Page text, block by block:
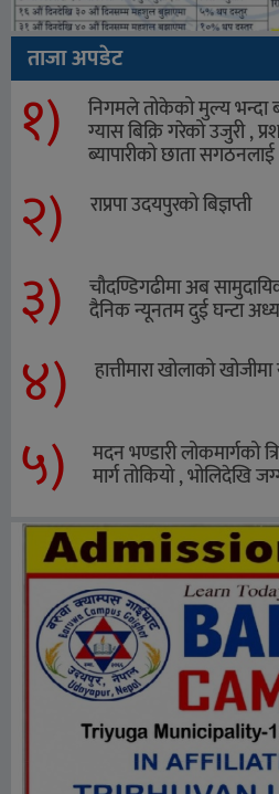
ताजा अपडेट
१) निगमले तोकेको मुल्य भन्दा
ग्यास बिक्रि गरेको उजुरी ,
ब्यापारीको छाता
२) राप्रपा उदयपुरको बिज्ञप्ती
३) चौदण्डिगढीमा अब
दैनिक न्यूनतम दुई घन्टा
४) हात्तीमारा खोलाको
५) मदन भण्डारी लोकमार्गको
मार्ग तोकियो , भोलिदेखि